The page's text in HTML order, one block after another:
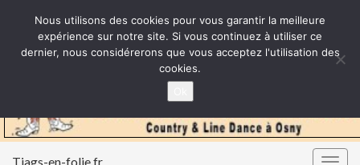
Tiags-en-folie.fr
Nous utilisons des cookies pour vous garantir la meilleure
expérience sur notre site. Si vous continuez à utiliser ce
dernier, nous considérerons que vous acceptez l'utilisation des
cookies.